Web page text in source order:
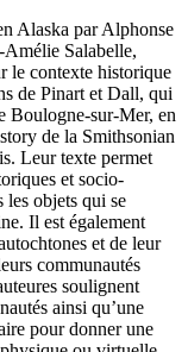
Alaska par Alphonse
Salabelle,
le contexte historique
de Pinart et Dall, qui
Boulogne-sur-Mer, en
de la Smithsonian
Leur texte permet
et socio-
les objets qui se
Il est également
et de leur
communautés
soulignent
ainsi qu’une
pour donner une